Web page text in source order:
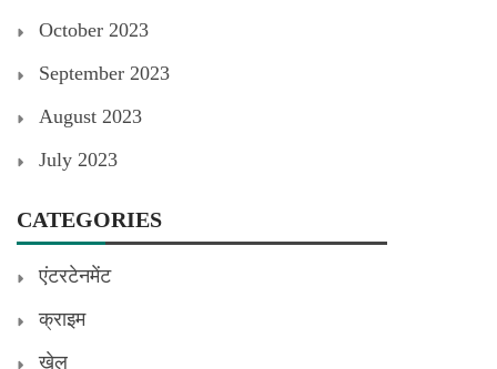
October 2023
September 2023
August 2023
July 2023
CATEGORIES
एंटरटेनमेंट
क्राइम
खेल